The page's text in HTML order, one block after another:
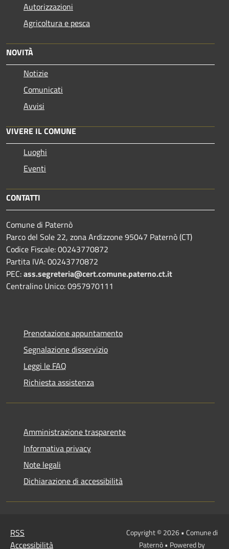
Autorizzazioni
Agricoltura e pesca
NOVITÀ
Notizie
Comunicati
Avvisi
VIVERE IL COMUNE
Luoghi
Eventi
CONTATTI
Comune di Paternò
Parco del Sole 22, zona Ardizzone 95047 Paternò (CT)
Codice Fiscale: 00243770872
Partita IVA: 00243770872
PEC:ass.segreteria@cert.comune.paterno.ct.it
Centralino Unico: 0957970111
Prenotazione appuntamento
Segnalazione disservizio
Leggi le FAQ
Richiesta assistenza
Amministrazione trasparente
Informativa privacy
Note legali
Dichiarazione di accessibilità
RSS
Accessibilità
Copyright © 2026 • Comune di
Paternò • Powered by